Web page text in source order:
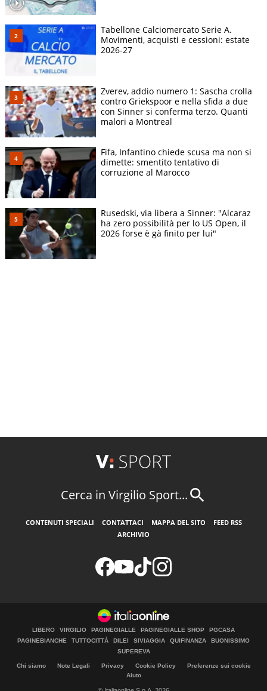
Tabellone Calciomercato Serie A.
Movimenti, acquisti e cessioni: estate
2026-27
Zverev, addio numero 1: Sascha crolla
contro Griekspoor e nella sfida a due
con Sinner si conferma terzo. Quanti
malori a Montreal
Fifa, Infantino chiede scusa ma non si
dimette: smentito tentativo di
corruzione al Marocco
Rusedski, via libera a Sinner: "Alcaraz
ha zero possibilità per lo US Open, il
2026 forse è gà finito per lui"
Cerca in Virgilio Sport...
CONTENUTI SPECIALI CONTATTACI MAPPA DEL SITO
FEED RSS
ARCHIVIO
LIBERO VIRGILIO PAGINEGIALLE PAGINEGIALLE SHOP
PGCASA
PAGINEBIANCHE
TUTTOCITTÀ DILEI SIVIAGGIA QUIFINANZA
BUONISSIMO
SUPEREVA
Chi siamo Note Legali Privacy Cookie Policy
Preferenze sui cookie
Aiuto